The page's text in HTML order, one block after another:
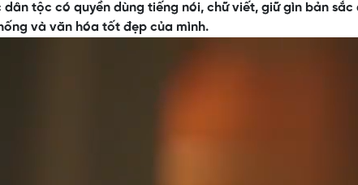
tộc có quyền dùng tiếng nói, chữ viết, giữ gìn bản sắc
và văn hóa tốt đẹp của mình.